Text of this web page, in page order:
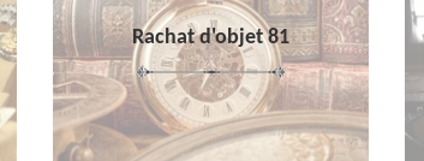
Rachat d'objet 81